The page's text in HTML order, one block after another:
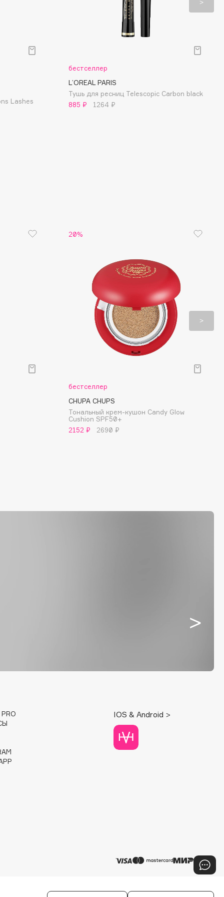
Lashes
бестселлер
L’OREAL PARIS
Тушь для ресниц Telescopic Carbon black
885 ₽
1264 ₽
20%
бестселлер
CHUPA CHUPS
Тональный крем-кушон Candy Glow
Cushion SPF50+
2152 ₽
2690 ₽
PRO
IOS & Android >